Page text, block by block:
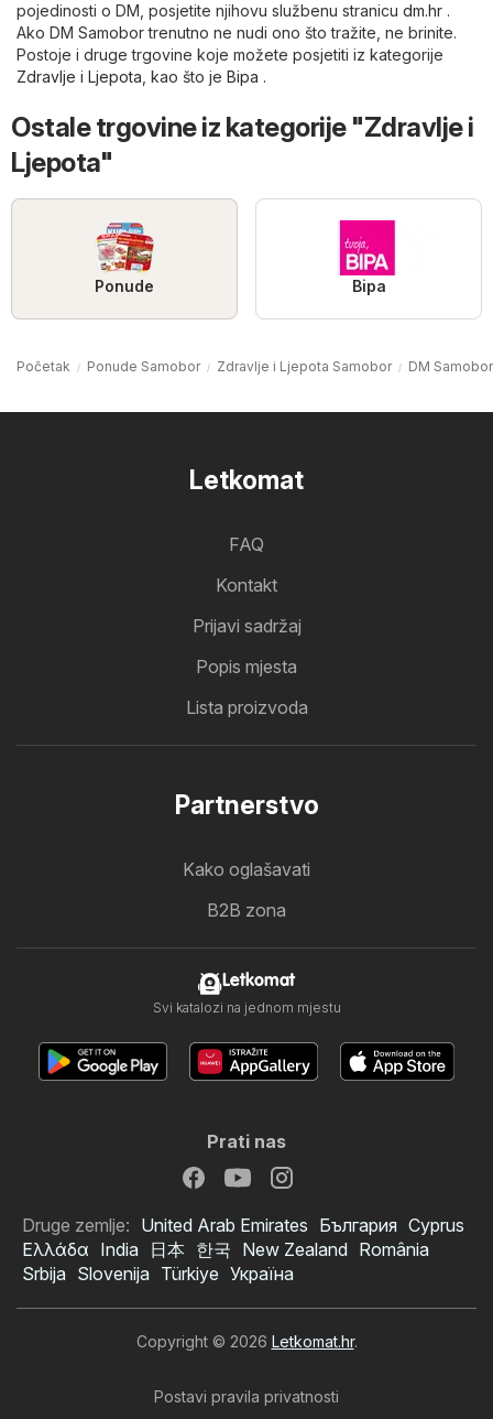
pojedinosti o DM, posjetite njihovu službenu stranicu dm.hr .
Ako DM Samobor trenutno ne nudi ono što tražite, ne brinite.
Postoje i druge trgovine koje možete posjetiti iz kategorije
Zdravlje i Ljepota , kao što je Bipa .
Ostale trgovine iz kategorije "Zdravlje i
Ljepota"
Ponude Bipa
Početak Ponude Samobor Zdravlje i Ljepota Samobor DM Samobor
Letkomat
FAQ
Kontakt
Prijavi sadržaj
Popis mjesta
Lista proizvoda
Partnerstvo
Kako oglašavati
B2B zona
Letkomat
Svi katalozi na jednom mjestu
Prati nas
Druge zemlje: United Arab Emirates България Cyprus
Ελλάδα India 日本 한국 New Zealand România
Srbija Slovenija Türkiye Україна
Copyright © 2026 Letkomat.hr.
Postavi pravila privatnosti